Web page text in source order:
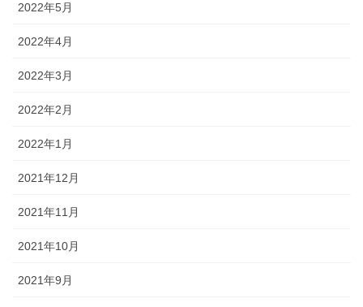
2022年5月
2022年4月
2022年3月
2022年2月
2022年1月
2021年12月
2021年11月
2021年10月
2021年9月